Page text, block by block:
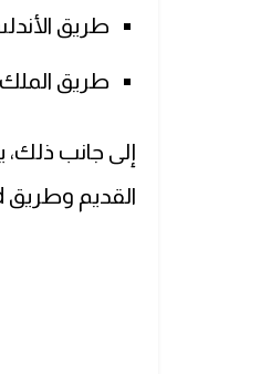
طريق
طريق الملك
إلى جانب
القديم وطريق Setten Rd وطرق الكورنيش الفرعي.